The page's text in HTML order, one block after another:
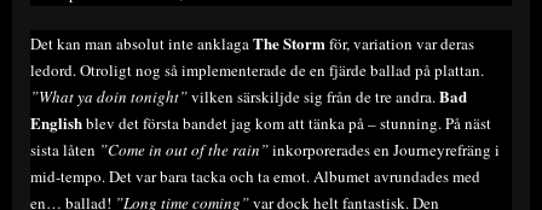
Det kan man absolut inte anklagaThe Stormför, variation var deras
ledord. Otroligt nog så implementerade de en fjärde ballad på plattan.
”What ya doin tonight”vilken särskiljde sig från de tre andra.Bad
Englishblev det första bandet jag kom att tänka på – stunning. På näst
sista låten ”Come in out of the rain”inkorporerades en Journeyrefräng i
mid-tempo. Det var bara tacka och ta emot. Albumet avrundades med
en… ballad! ”Long time coming”var dock helt fantastisk. Den